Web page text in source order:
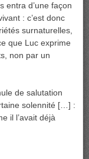
entra d’une façon
: c’est donc
surnaturelles,
que Luc exprime
non par un
de salutation
solennité […] :
il l’avait déjà